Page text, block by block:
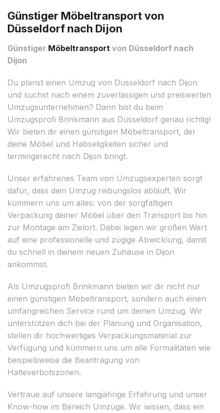
Günstiger Möbeltransport von
Düsseldorf nach Dijon
Günstiger Möbeltransport von Düsseldorf nach
Dijon
Du planst einen Umzug von Düsseldorf nach Dijon
und suchst nach einem zuverlässigen und preiswerten
Umzugsunternehmen? Dann bist du beim
Umzugsprofi Brinkmann aus Düsseldorf genau richtig!
Wir bieten dir einen günstigen Möbeltransport, der
deine Möbel und Habseligkeiten sicher und
termingerecht nach Dijon bringt.
Unser erfahrenes Team von Umzugsexperten sorgt
dafür, dass dein Umzug reibungslos abläuft. Wir
kümmern uns um alles: von der sorgfältigen
Verpackung deiner Möbel über den Transport bis hin
zur Montage am Zielort. Dabei legen wir großen Wert
auf eine professionelle und zügige Abwicklung, damit
du schnell in deinem neuen Zuhause in Dijon
ankommst.
Als Umzugsprofi Brinkmann bieten wir dir nicht nur
einen günstigen Möbeltransport, sondern auch einen
umfangreichen Service rund um deinen Umzug. Wir
unterstützen dich bei der Planung und Organisation,
stellen dir hochwertiges Verpackungsmaterial zur
Verfügung und kümmern uns um alle Formalitäten wie
beispielsweise die Beantragung von
Halteverbotszonen.
Vertraue auf unsere langjährige Erfahrung und unser
Know-how im Bereich Umzüge. Wir wissen, dass ein